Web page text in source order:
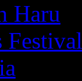
Haru
Festival